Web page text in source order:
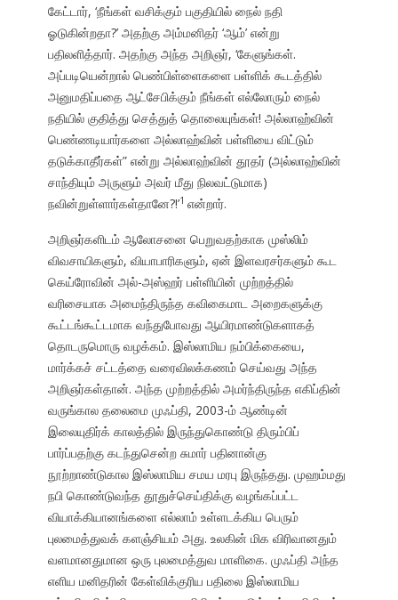
கேட்டார், ‘நீங்கள் வசிக்கும் பகுதியில் நைல் நதி
ஓடுகின்றதா?’ அதற்கு அம்மனிதர் ‘ஆம்’ என்று
பதிலளித்தார். அதற்கு அந்த அறிஞர், ‘கேளுங்கள்.
அப்படியென்றால் பெண்பிள்ளைகளை பள்ளிக் கூடத்தில்
அனுமதிப்பதை ஆட்சேபிக்கும் நீங்கள் எல்லோரும் நைல்
நதியில் குதித்து செத்துத் தொலையுங்கள்! அல்லாஹ்வின்
பெண்ணடியார்களை அல்லாஹ்வின் பள்ளியை விட்டும்
தடுக்காதீர்கள்” என்று அல்லாஹ்வின் தூதர் (அல்லாஹ்வின்
சாந்தியும் அருளும் அவர் மீது நிலவட்டுமாக)
நவின்றுள்ளார்கள்தானே?!’1 என்றார்.
அறிஞர்களிடம் ஆலோசனை பெறுவதற்காக முஸ்லிம்
விவசாயிகளும், வியாபாரிகளும், ஏன் இளவரசர்களும் கூட
கெய்ரோவின் அல்-அஸ்ஹர் பள்ளியின் முற்றத்தில்
வரிசையாக அமைந்திருந்த கவிகைமாட அறைகளுக்கு
கூட்டங்கூட்டமாக வந்துபோவது ஆயிரமாண்டுகளாகத்
தொடருமொரு வழக்கம். இஸ்லாமிய நம்பிக்கையை,
மார்க்கச் சட்டத்தை வரைவிலக்கணம் செய்வது அந்த
அறிஞர்கள்தான். அந்த முற்றத்தில் அமர்ந்திருந்த எகிப்தின்
வருங்கால தலைமை முஃப்தி, 2003-ம் ஆண்டின்
இலையுதிர்க் காலத்தில் இருந்துகொண்டு திரும்பிப்
பார்ப்பதற்கு கடந்துசென்ற சுமார் பதினான்கு
நூற்றாண்டுகால இஸ்லாமிய சமய மரபு இருந்தது. முஹம்மது
நபி கொண்டுவந்த தூதுச்செய்திக்கு வழங்கப்பட்ட
வியாக்கியானங்களை எல்லாம் உள்ளடக்கிய பெரும்
புலமைத்துவக் களஞ்சியம் அது. உலகின் மிக விரிவானதும்
வளமானதுமான ஒரு புலமைத்துவ மாளிகை. முஃப்தி அந்த
எளிய மனிதரின் கேள்விக்குரிய பதிலை இஸ்லாமிய